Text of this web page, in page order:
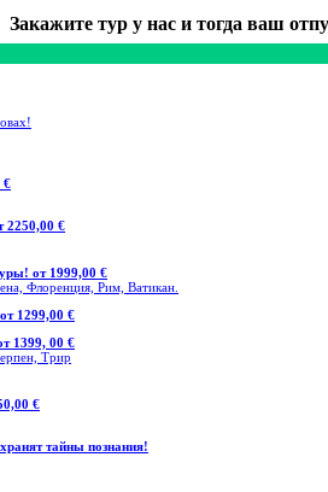
Закажите тур у нас и тогда ваш
€
2250,00 €
от 1999,00 €
Флоренция, Рим, Ватикан.
1299,00 €
1399, 00 €
Трир
€
тайны познания!